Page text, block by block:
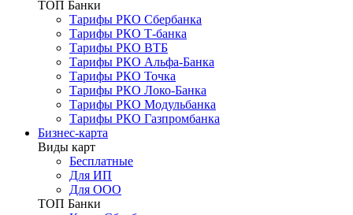
ТОП Банки
Тарифы РКО Сбербанка
Тарифы РКО Т-банка
Тарифы РКО ВТБ
Тарифы РКО Альфа-Банка
Тарифы РКО Точка
Тарифы РКО Локо-Банка
Тарифы РКО Модульбанка
Тарифы РКО Газпромбанка
Бизнес-карта
Виды карт
Бесплатные
Для ИП
Для ООО
ТОП Банки